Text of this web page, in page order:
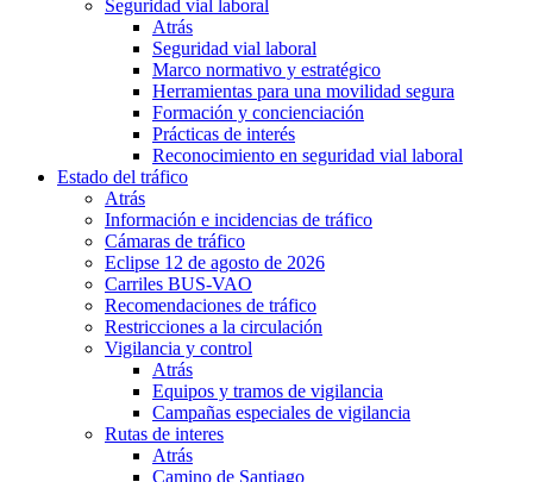
Seguridad vial laboral
Atrás
Seguridad vial laboral
Marco normativo y estratégico
Herramientas para una movilidad segura
Formación y concienciación
Prácticas de interés
Reconocimiento en seguridad vial laboral
Estado del tráfico
Atrás
Información e incidencias de tráfico
Cámaras de tráfico
Eclipse 12 de agosto de 2026
Carriles BUS-VAO
Recomendaciones de tráfico
Restricciones a la circulación
Vigilancia y control
Atrás
Equipos y tramos de vigilancia
Campañas especiales de vigilancia
Rutas de interes
Atrás
Camino de Santiago